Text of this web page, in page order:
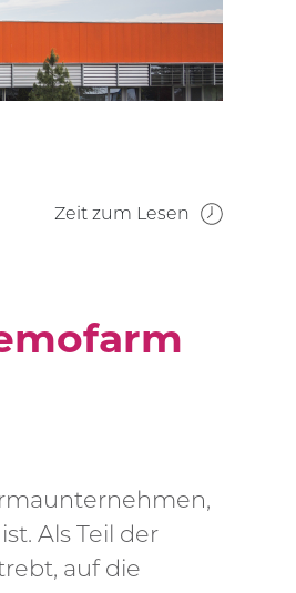
Zeit zum Lesen
Als Teil der
auf die